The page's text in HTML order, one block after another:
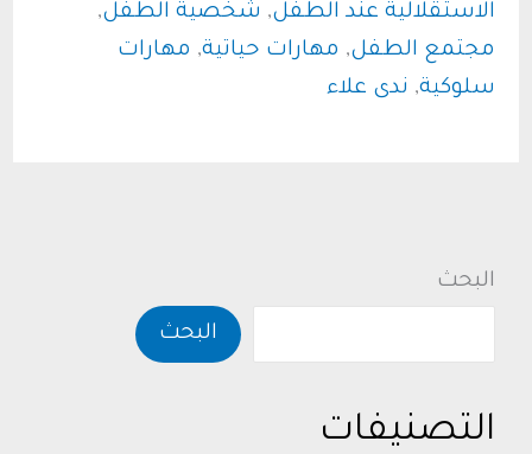
الطفل
الاستقلالية عند الطفل, شخصية الطفل,
مجتمع الطفل, مهارات حياتية, مهارات
سلوكية, ندى علاء
البحث
البحث
التصنيفات